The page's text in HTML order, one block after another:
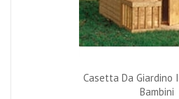
Casetta Da Giardino
Bambini